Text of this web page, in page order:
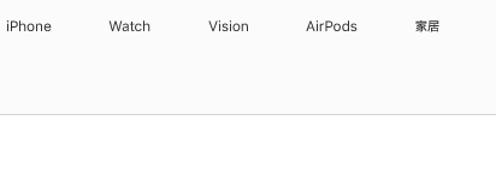
iPhone Watch Vision AirPods 家居